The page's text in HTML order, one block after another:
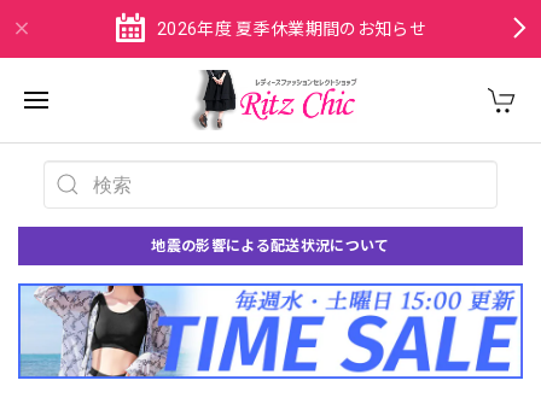
2026年度 夏季休業期間のお知らせ
地震の影響による配送状況について